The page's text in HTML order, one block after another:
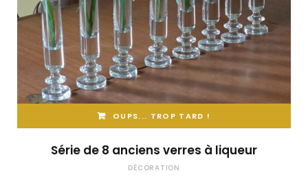
OUPS... TROP TARD !
Série de 8 anciens verres à liqueur
DÉCORATION